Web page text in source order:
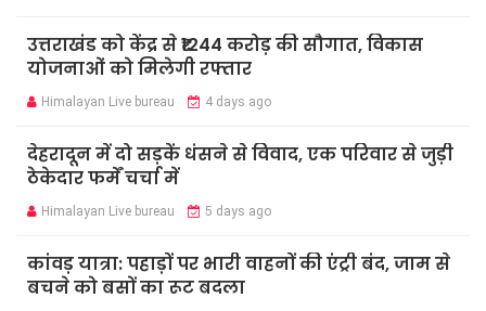
उत्तराखंड को केंद्र से ₹1244 करोड़ की सौगात, विकास
योजनाओं को मिलेगी रफ्तार
Himalayan Live bureau 4 days ago
देहरादून में दो सड़कें धंसने से विवाद, एक परिवार से जुड़ी
ठेकेदार फर्में चर्चा में
Himalayan Live bureau 5 days ago
कांवड़ यात्रा: पहाड़ों पर भारी वाहनों की एंट्री बंद, जाम से
बचने को बसों का रूट बदला